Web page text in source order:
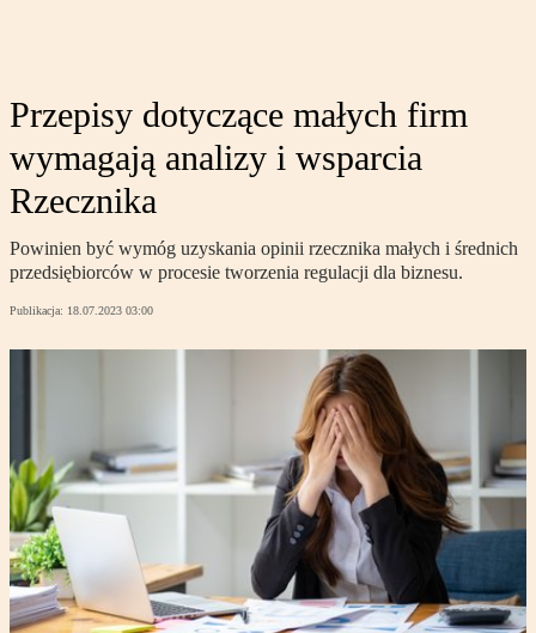
Przepisy dotyczące małych firm
wymagają analizy i wsparcia
Rzecznika
Powinien być wymóg uzyskania opinii rzecznika małych i średnich
przedsiębiorców w procesie tworzenia regulacji dla biznesu.
Publikacja: 18.07.2023 03:00